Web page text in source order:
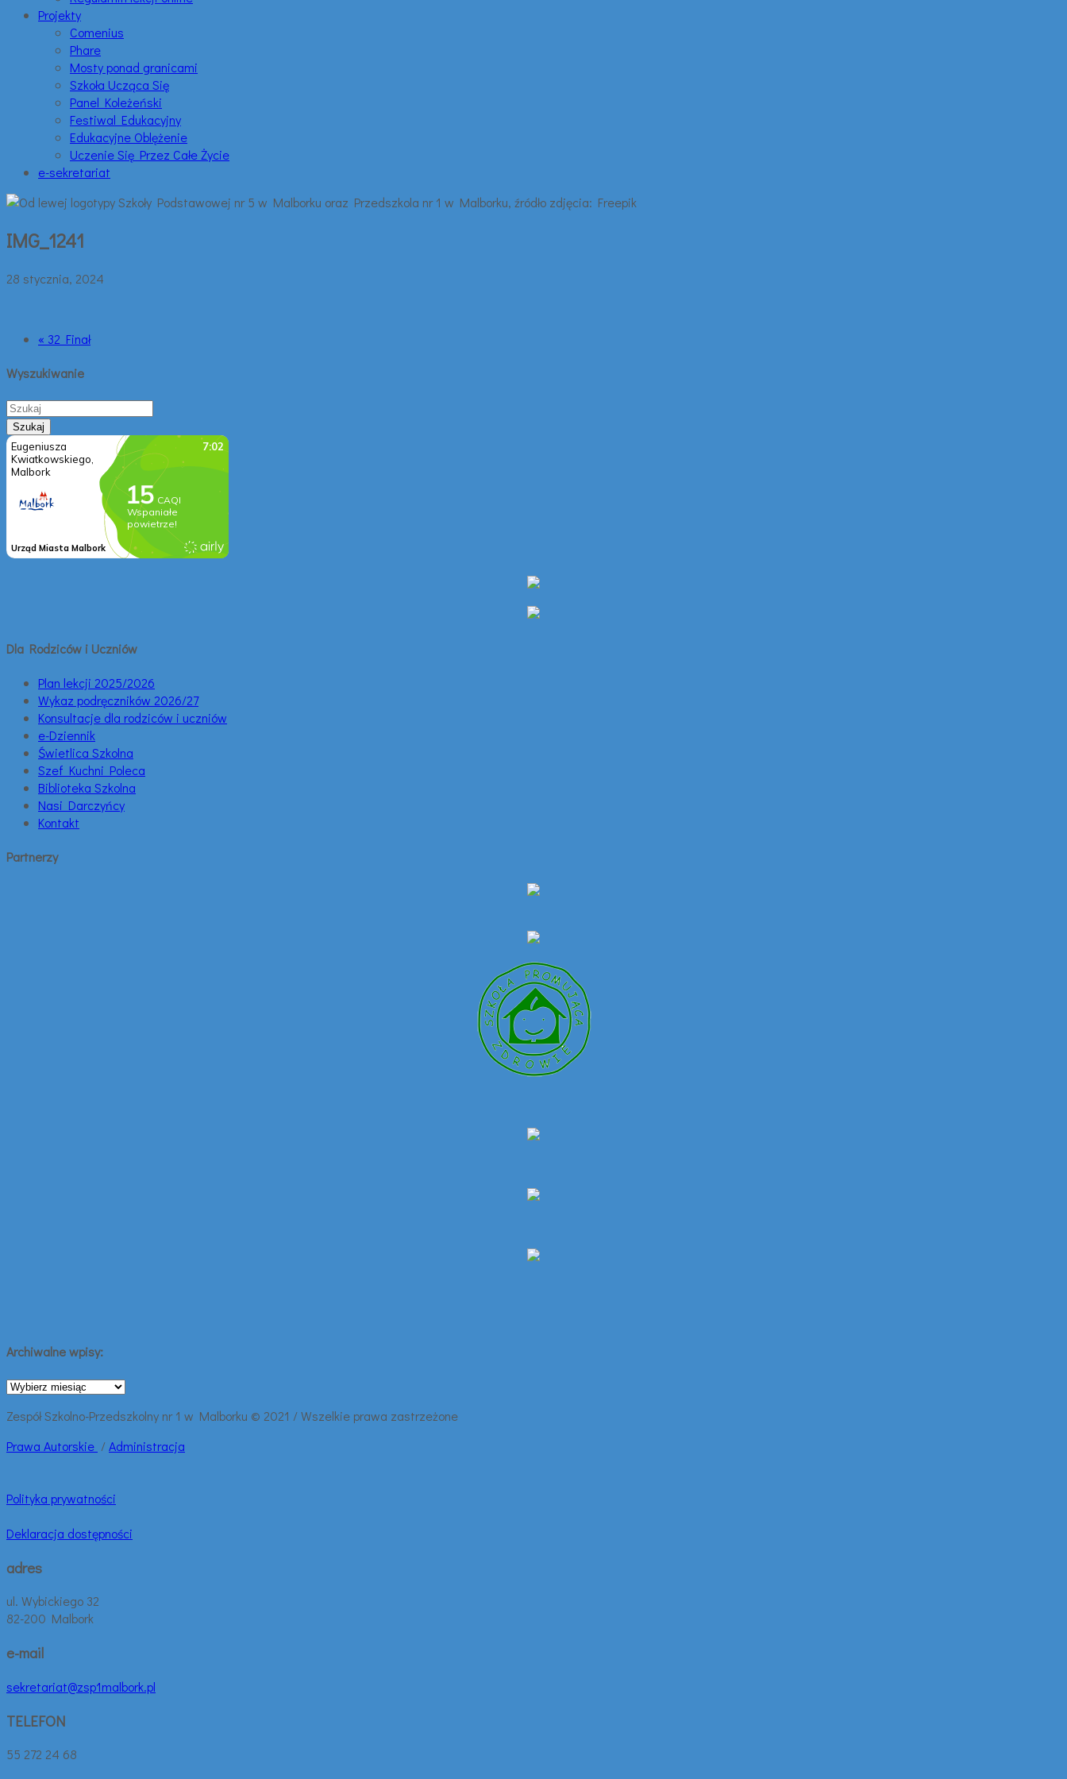
Projekty
Comenius
Phare
Mosty ponad granicami
Szkoła Ucząca Się
Panel Koleżeński
Festiwal Edukacyjny
Edukacyjne Oblężenie
Uczenie Się Przez Całe Życie
e-sekretariat
IMG_1241
28 stycznia, 2024
« 32 Finał
Wyszukiwanie
Dla Rodziców i Uczniów
Plan lekcji 2025/2026
Wykaz podręczników 2026/27
Konsultacje dla rodziców i uczniów
e-Dziennik
Świetlica Szkolna
Szef Kuchni Poleca
Biblioteka Szkolna
Nasi Darczyńcy
Kontakt
Partnerzy
Archiwalne wpisy:
Archiwalne
Zespół Szkolno-Przedszkolny nr 1 w Malborku © 2021 / Wszelkie prawa zastrzeżone
Prawa Autorskie /Administracja
Polityka prywatności
Deklaracja dostępności
adres
ul. Wybickiego 32
82-200 Malbork
e-mail
sekretariat@zsp1malbork.pl
TELEFON
55 272 24 68